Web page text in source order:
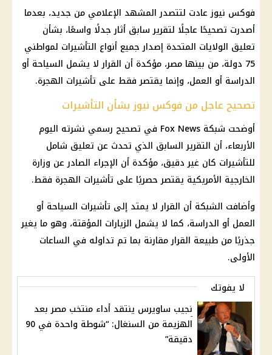
فوكس نيوز عادت لتتصدر المشهد الإعلامي من جديد، بعدما
أصدرت تصحيحًا عاجلًا لتقرير سابق أثار جدلًا واسعًا، بشأن
تعليق الولايات المتحدة إصدار جميع أنواع التأشيرات لمواطني
75 دولة، من بينها مصر، مؤكدة أن القرار لا يشمل السياحة أو
الدراسة أو العمل، وإنما يقتصر فقط على تأشيرات الهجرة.
تصحيح عاجل من فوكس نيوز بشأن التأشيرات
أوضحت شبكة Fox News في تصحيح رسمي نشرته اليوم
الأربعاء، أن التقرير السابق الذي تحدث عن تعليق شامل
للتأشيرات كان غير دقيق، مؤكدة أن الإجراء الصادر عن وزارة
الخارجية الأمريكية يقتصر حصريًا على تأشيرات الهجرة فقط.
وأضافت الشبكة أن القرار لا يمتد إلى تأشيرات السياحة أو
العمل أو الدراسة، كما لا يشمل الزيارات المؤقتة، وهو ما يغير
جذريًا من طبيعة القرار مقارنة بما تم تداوله في الساعات
الأولى.
لا يفوتك
نجيب ساويرس ينتقد أداء منتخب مصر بعد
الهزيمة من السنغال: “شوطة واحدة في 90
دقيقة”